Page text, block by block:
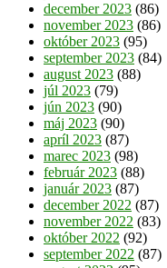
december 2023 (86)
november 2023 (86)
október 2023 (95)
september 2023 (84)
august 2023 (88)
júl 2023 (79)
jún 2023 (90)
máj 2023 (90)
apríl 2023 (87)
marec 2023 (98)
február 2023 (88)
január 2023 (87)
december 2022 (87)
november 2022 (83)
október 2022 (92)
september 2022 (87)